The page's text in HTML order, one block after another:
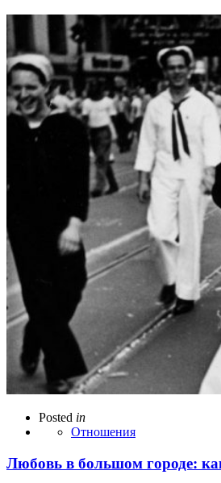
Posted in
Отношения
Любовь в большом городе: